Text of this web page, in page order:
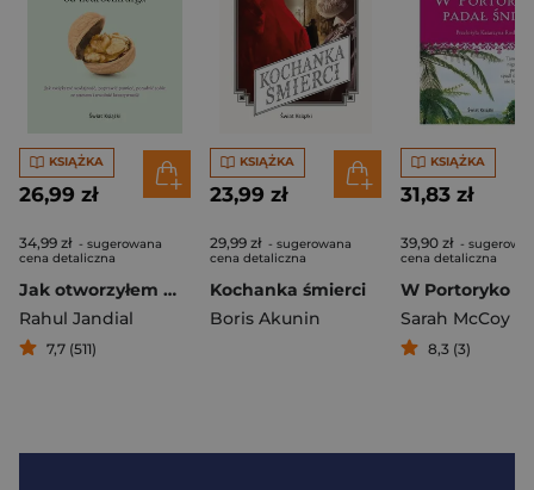
KSIĄŻKA
26,99 zł
34,99 zł - sugerowana
cena detaliczna
Jak otworzyłem mózg. Lekcje życia od neurochirurga
Rahul Jandial
7,7 (511)
KSIĄŻKA
23,99 zł
29,99 zł - sugerowana
cena detaliczna
Kochanka śmierci
Boris Akunin
KSIĄŻKA
31,83 zł
39,90 zł -
cena detaliczna
Sarah McCoy
8,3 (3)